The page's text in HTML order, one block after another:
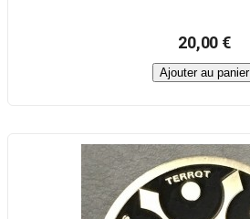
20,00 €
Ajouter au panier